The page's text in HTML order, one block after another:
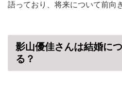
語っており、将来について前向
影山優佳さんは結婚に
る？